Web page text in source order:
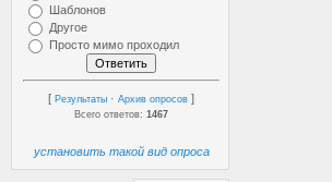
Шаблонов
Другое
Просто мимо проходил
[ Результаты · Архив опросов ]
Всего ответов: 1467
установить такой вид опроса